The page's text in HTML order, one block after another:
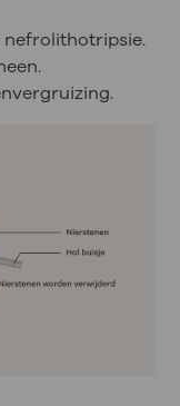
nefrolithotripsie.